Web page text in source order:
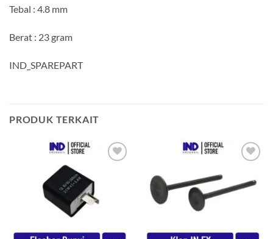
Tebal : 4.8 mm
Berat : 23 gram
IND_SPAREPART
PRODUK TERKAIT
ke Wishlist
ke Wishlist